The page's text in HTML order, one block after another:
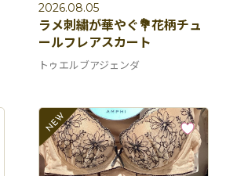
2026.08.05
ラメ刺繍が華やぐ💐花柄チュ
ールフレアスカート
トゥエルブアジェンダ